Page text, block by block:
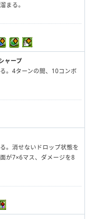
まる。
ャープ
。4ターンの間、10コンボ
。消せないドロップ状態を
が7×6マス、ダメージを8